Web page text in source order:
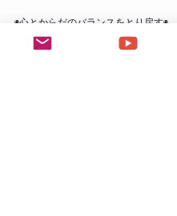
◉心とからだのバランスをとり戻す◉
cocoyoga：
お問合せ / ご予約